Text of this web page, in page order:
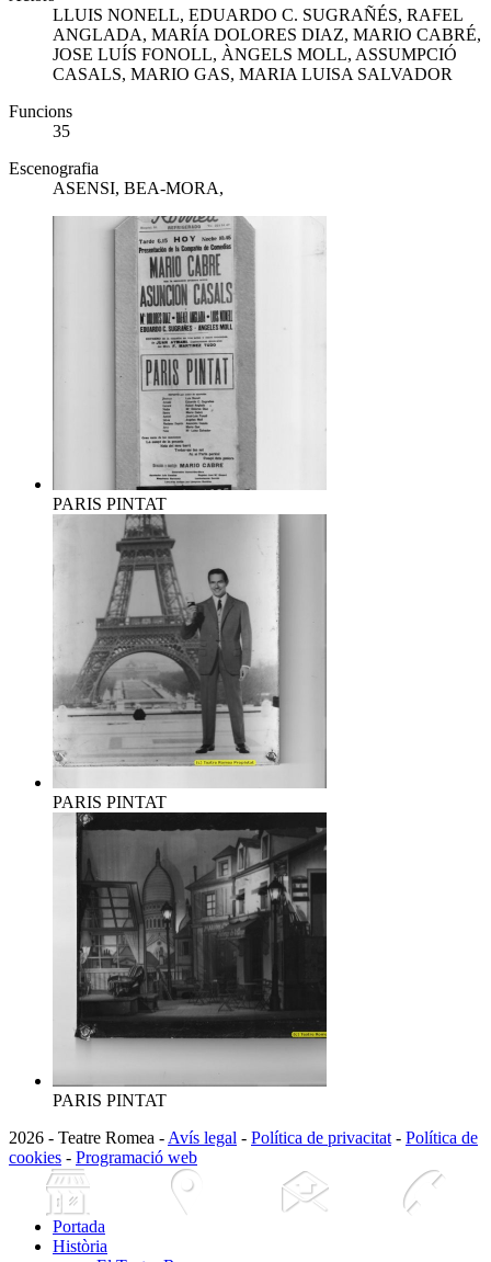
LLUIS NONELL, EDUARDO C. SUGRAÑÉS, RAFEL
ANGLADA, MARÍA DOLORES DIAZ, MARIO CABRÉ,
JOSE LUÍS FONOLL, ÀNGELS MOLL, ASSUMPCIÓ
CASALS, MARIO GAS, MARIA LUISA SALVADOR
Funcions
35
Escenografia
ASENSI, BEA-MORA,
PARIS PINTAT
PARIS PINTAT
PARIS PINTAT
2026 - Teatre Romea - Avís legal - Política de privacitat - Política de
cookies - Programació web
Portada
Història